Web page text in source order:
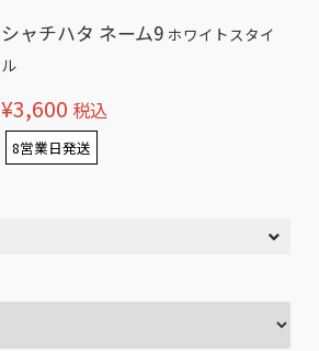
シャチハタ ネーム9 ホワイトスタイ
ル
¥3,600 税込
8営業日発送